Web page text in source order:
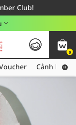
Club!
từ 249,000Đ
TP. Hồ Chí Minh
0
Cảnh báo
found